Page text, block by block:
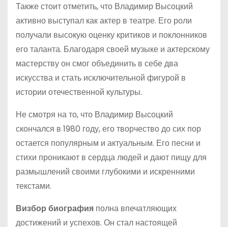
Также стоит отметить, что Владимир Высоцкий
активно выступал как актер в театре. Его роли
получали высокую оценку критиков и поклонников
его таланта. Благодаря своей музыке и актерскому
мастерству он смог объединить в себе два
искусства и стать исключительной фигурой в
истории отечественной культуры.
Не смотря на то, что Владимир Высоцкий
скончался в 1980 году, его творчество до сих пор
остается популярным и актуальным. Его песни и
стихи проникают в сердца людей и дают пищу для
размышлений своими глубокими и искренними
текстами.
Визбор биография полна впечатляющих
достижений и успехов. Он стал настоящей